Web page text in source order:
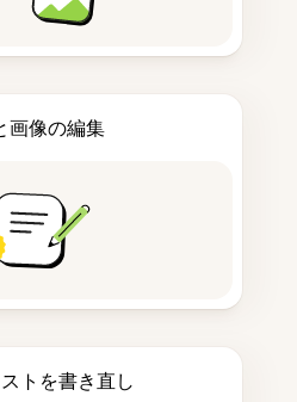
画像の編集
トを書き直し